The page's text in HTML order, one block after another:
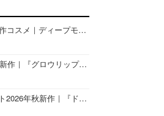
ニベア26年秋新作コスメ｜ディープモイスチャーリップの美容液タイプや2in1ボディクリームスクラブも
オペラ2026年秋新作｜『グロウリップティント』の新色・限定色はローズジャムカラー♡全4色をレビュー
ジルスチュアート2026年秋新作｜『ドレスドブルーム アイズ』新色や限定ハイライト・リップをレビュー